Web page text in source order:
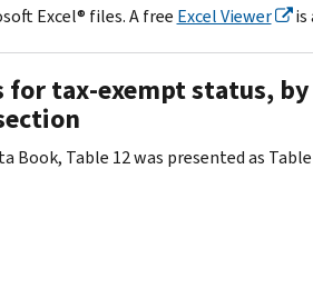
Excel® files. A free Excel Viewer is
for tax-exempt status,
Book, Table 12 was presented as Table